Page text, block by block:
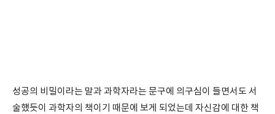
성공의 비밀이라는 말과 과학자라는 문구에 의구심이 들면서도 서
술했듯이 과학자의 책이기 때문에 보게 되었는데 자신감에 대한 책